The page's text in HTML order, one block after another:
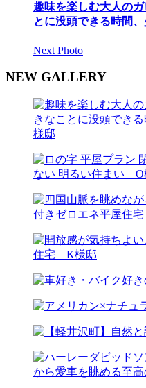
趣味を楽しむ大人の
とに没頭できる時間
Next Photo
NEW GALLERY